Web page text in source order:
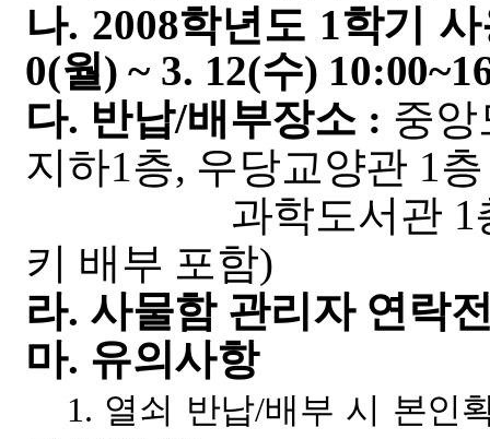
나. 2008학년도 1학기
0(월) ~ 3. 12(수)
다. 반납/배부장소 : 중앙
지하1층, 우당교양관 1
과학도서관 1층 로
키 배부 포함)
라. 사물함 관리자 연락
마. 유의사항
1. 열쇠 반납/배부 시 본인